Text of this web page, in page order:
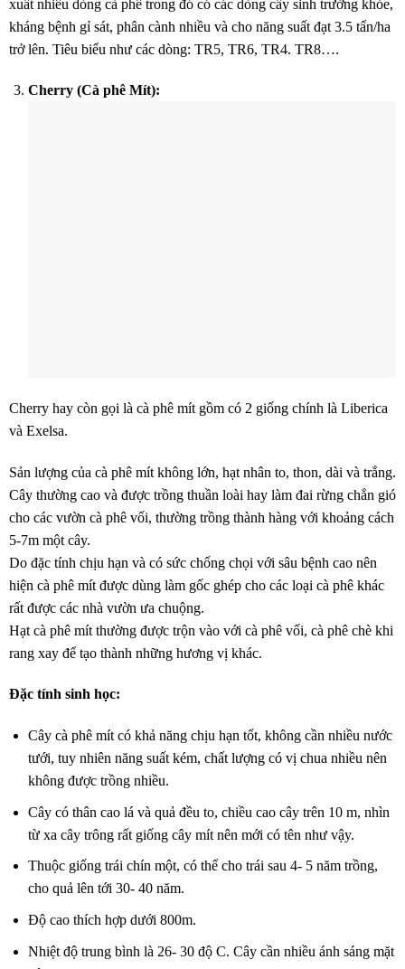
xuất nhiều dòng cà phê trong đó có các dòng cây sinh trưởng khỏe,
kháng bệnh gỉ sát, phân cành nhiều và cho năng suất đạt 3.5 tấn/ha
trở lên. Tiêu biểu như các dòng: TR5, TR6, TR4. TR8….
Cherry (Cà phê Mít):
Cherry hay còn gọi là cà phê mít gồm có 2 giống chính là Liberica
và Exelsa.
Sản lượng của cà phê mít không lớn, hạt nhân to, thon, dài và trắng.
Cây thường cao và được trồng thuần loài hay làm đai rừng chắn gió
cho các vườn cà phê vối, thường trồng thành hàng với khoảng cách
5-7m một cây.
Do đặc tính chịu hạn và có sức chống chọi với sâu bệnh cao nên
hiện cà phê mít được dùng làm gốc ghép cho các loại cà phê khác
rất được các nhà vườn ưa chuộng.
Hạt cà phê mít thường được trộn vào với cà phê vối, cà phê chè khi
rang xay để tạo thành những hương vị khác.
Đặc tính sinh học:
Cây cà phê mít có khả năng chịu hạn tốt, không cần nhiều nước
tưới, tuy nhiên năng suất kém, chất lượng có vị chua nhiều nên
không được trồng nhiều.
Cây có thân cao lá và quả đều to, chiều cao cây trên 10 m, nhìn
từ xa cây trông rất giống cây mít nên mới có tên như vậy.
Thuộc giống trái chín một, có thể cho trái sau 4- 5 năm trồng,
cho quả lên tới 30- 40 năm.
Độ cao thích hợp dưới 800m.
Nhiệt độ trung bình là 26- 30 độ C. Cây cần nhiều ánh sáng mặt